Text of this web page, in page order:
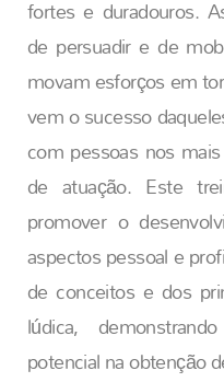
fortes e duradouros.
de persuadir e de
movam esforços em
vem o sucesso
com pessoas nos
de atuação. Este
promover o
aspectos pessoal e
de conceitos e dos
lúdica,
potencial na obtenção